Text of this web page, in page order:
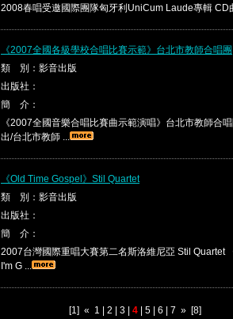
2008春唱受邀國際團隊匈牙利UniCum Laude專輯 CD
《2007全國各級學校合唱比賽示範》台北市教師合唱團
類 別：影音出版
出版社：
簡 介：
《2007全國音樂合唱比賽曲示範演唱》台北市教師合
出/台北市教師 ...
《Old Time Gospel》Stil Quartet
類 別：影音出版
出版社：
簡 介：
2007台灣國際重唱大賽第二名斯洛維尼亞 Stil Quartet
I'm G ...
[1] « 1 | 2 | 3| 4| 5| 6 | 7 » [8]